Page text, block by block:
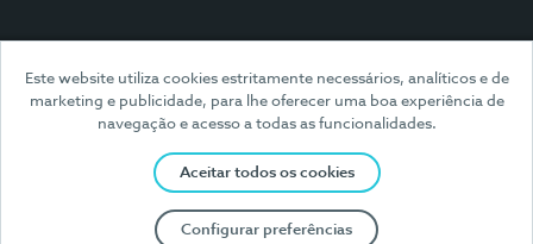
Este website utiliza cookies estritamente necessários, analíticos e de
marketing e publicidade, para lhe oferecer uma boa experiência de
navegação e acesso a todas as funcionalidades.
Aceitar todos os cookies
Configurar preferências